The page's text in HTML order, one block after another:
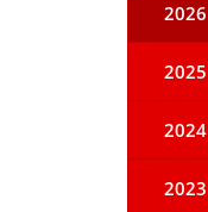
2026
2025
2024
2023